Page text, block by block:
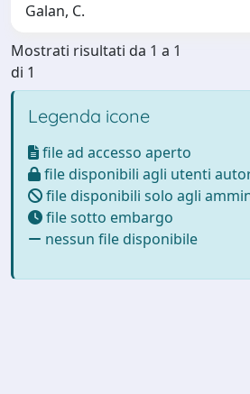
Galan, C.
Mostrati risultati da 1 a 1
di 1
Legenda icone
file ad accesso aperto
file disponibili agli utenti
file disponibili solo agli
file sotto embargo
nessun file disponibile